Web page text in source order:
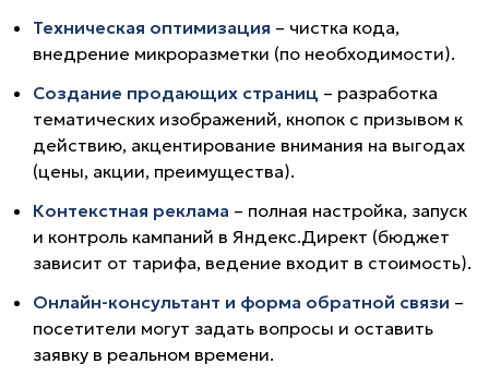
Техническая оптимизация – чистка кода,
внедрение микроразметки (по необходимости).
Создание продающих страниц – разработка
тематических изображений, кнопок с призывом к
действию, акцентирование внимания на выгодах
(цены, акции, преимущества).
Контекстная реклама – полная настройка, запуск
и контроль кампаний в Яндекс.Директ (бюджет
зависит от тарифа, ведение входит в стоимость).
Онлайн-консультант и форма обратной связи –
посетители могут задать вопросы и оставить
заявку в реальном времени.